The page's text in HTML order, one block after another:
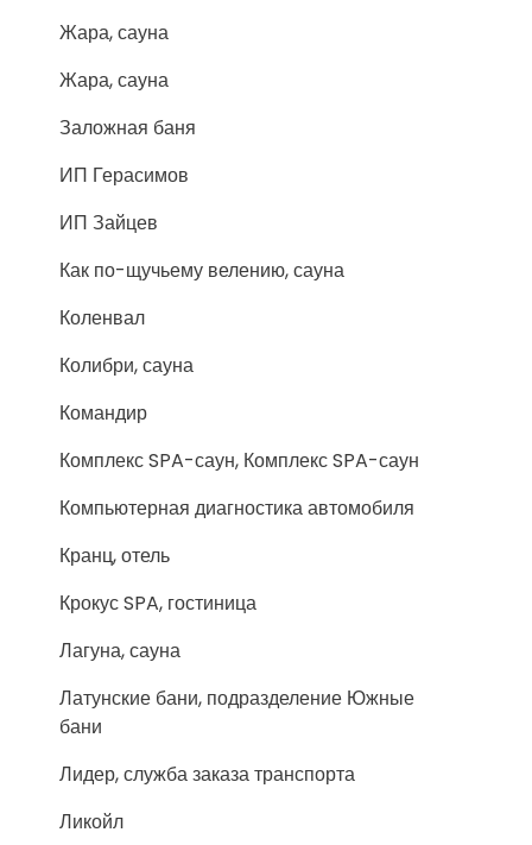
Жара, сауна
Жара, сауна
Заложная баня
ИП Герасимов
ИП Зайцев
Как по-щучьему велению, сауна
Коленвал
Колибри, сауна
Командир
Комплекс SPA-саун, Комплекс SPA-саун
Компьютерная диагностика автомобиля
Кранц, отель
Крокус SPA, гостиница
Лагуна, сауна
Латунские бани, подразделение Южные
бани
Лидер, служба заказа транспорта
Ликойл